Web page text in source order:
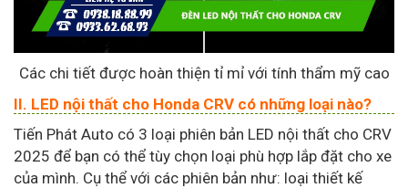
Các chi tiết được hoàn thiện tỉ mỉ với tính thẩm mỹ cao
II. LED nội thất cho Honda CRV có những loại nào?
Tiến Phát Auto có 3 loại phiên bản LED nội thất cho CRV
2025 để bạn có thể tùy chọn loại phù hợp lắp đặt cho xe
của mình. Cụ thể với các phiên bản như: loại thiết kế